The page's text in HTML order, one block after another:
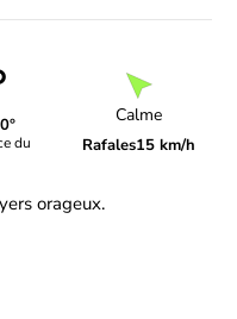
du
Calme
Rafales15 km/h
orageux.